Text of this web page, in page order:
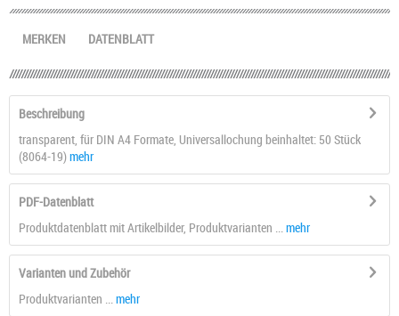
DATENBLATT
MERKEN
Beschreibung
transparent, für DIN A4 Formate, Universallochung beinhaltet: 50 Stück
(8064-19)mehr
PDF-Datenblatt
Produktdatenblatt mit Artikelbilder, Produktvarianten ... mehr
Varianten und Zubehör
Produktvarianten ... mehr